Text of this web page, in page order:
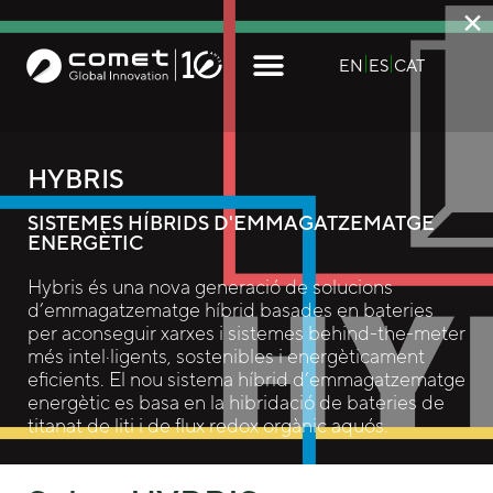
EN ES CAT
HYBRIS
SISTEMES HÍBRIDS D'EMMAGATZEMATGE
ENERGÈTIC
Hybris és una nova generació de solucions
d’emmagatzematge híbrid basades en bateries
per aconseguir xarxes i sistemes behind-the-meter
més intel·ligents, sostenibles i energèticament
eficients. El nou sistema híbrid d’emmagatzematge
energètic es basa en la hibridació de bateries de
titanat de liti i de flux redox orgànic aquós.
×